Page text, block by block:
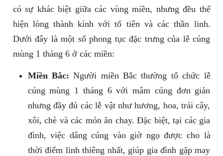
có sự khác biệt giữa các vùng miền, nhưng đều thể
hiện lòng thành kính với tổ tiên và các thần linh.
Dưới đây là một số phong tục đặc trưng của lễ cúng
mùng 1 tháng 6 ở các miền:
Miền Bắc: Người miền Bắc thường tổ chức lễ
cúng mùng 1 tháng 6 với mâm cúng đơn giản
nhưng đầy đủ các lễ vật như hương, hoa, trái cây,
xôi, chè và các món ăn chay. Đặc biệt, tại các gia
đình, việc dâng cúng vào giờ ngọ được cho là
thời điểm linh thiêng nhất, giúp gia đình gặp may